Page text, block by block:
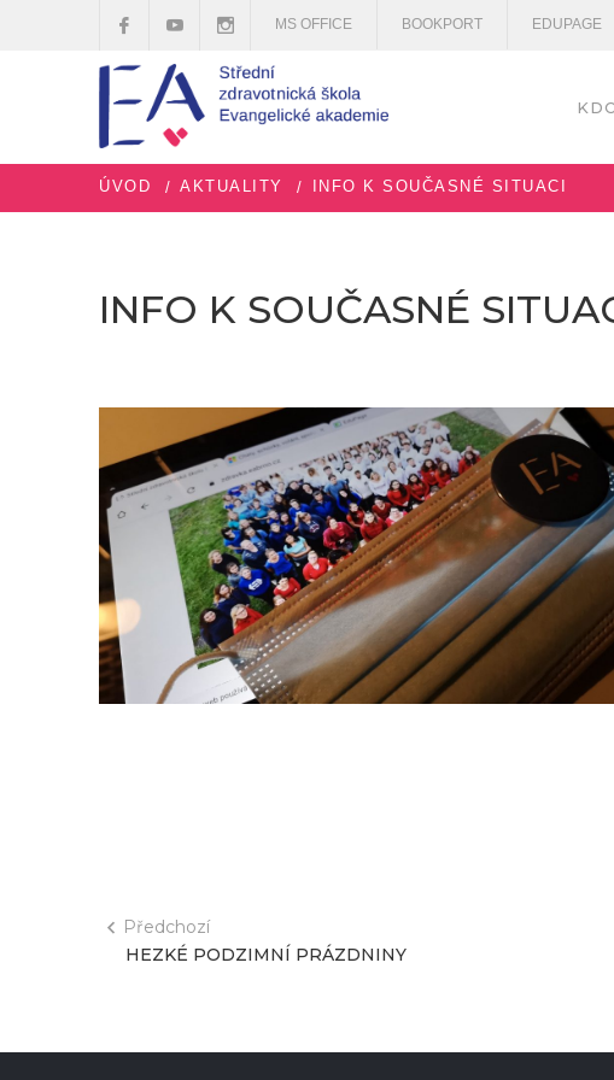
MS OFFICE BOOKPORT EDUPAGE
ÚVOD AKTUALITY INFO K SOUČASNÉ SITUACI
INFO K SOUČASNÉ
Předchozí
HEZKÉ PODZIMNÍ PRÁZDNINY